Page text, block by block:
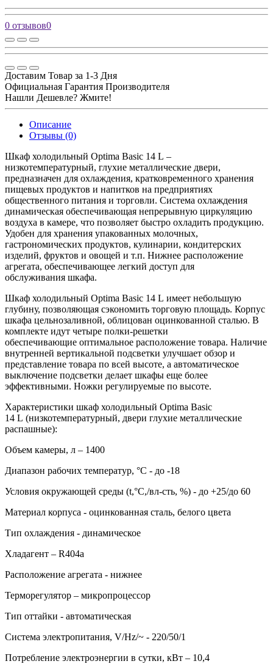
0 отзывов0
Доставим Товар за 1-3 Дня
Официальная Гарантия Производителя
Нашли Дешевле? Жмите!
Описание
Отзывы (0)
Шкаф холодильный Optima Basic 14 L –
низкотемпературный, глухие металлические двери,
предназначен для охлаждения, кратковременного хранения
пищевых продуктов и напитков на предприятиях
общественного питания и торговли. Система охлаждения
динамическая обеспечивающая непрерывную циркуляцию
воздуха в камере, что позволяет быстро охладить продукцию.
Удобен для хранения упакованных молочных,
гастрономических продуктов, кулинарии, кондитерских
изделий, фруктов и овощей и т.п. Нижнее расположение
агрегата, обеспечивающее легкий доступ для
обслуживания шкафа.
Шкаф холодильный Optima Basic 14 L имеет небольшую
глубину, позволяющая сэкономить торговую площадь. Корпус
шкафа цельнозаливной, облицован оцинкованной сталью. В
комплекте идут четыре полки-решетки
обеспечивающие оптимальное расположение товара. Наличие
внутренней вертикальной подсветки улучшает обзор и
представление товара по всей высоте, а автоматическое
выключение подсветки делает шкафы еще более
эффективными. Ножки регулируемые по высоте.
Характеристики шкаф холодильный Optima Basic
14 L (низкотемпературный, двери глухие металлические
распашные):
Объем камеры, л – 1400
Диапазон рабочих температур, °C - до -18
Условия окружающей среды (t,°C,/вл-сть, %) - до +25/до 60
Материал корпуса - оцинкованная сталь, белого цвета
Тип охлаждения - динамическое
Хладагент – R404a
Расположение агрегата - нижнее
Терморегулятор – микропроцессор
Тип оттайки - автоматическая
Система электропитания, V/Hz/~ - 220/50/1
Потребление электроэнергии в сутки, кВт – 10,4